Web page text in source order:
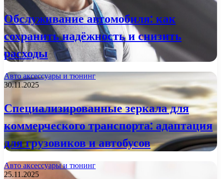
Обслуживание автомобиля: как
сохранить надёжность и снизить
расходы
Авто аксессуары и тюнинг
30.11.2025
Специализированные зеркала для
коммерческого транспорта: адаптация
для грузовиков и автобусов
Авто аксессуары и тюнинг
25.11.2025